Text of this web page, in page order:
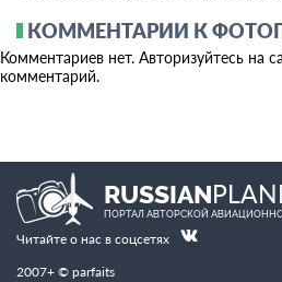
КОММЕНТАРИИ К
Комментариев нет. Авторизуйтесь на
комментарий.
RUSSIAN
ПОРТАЛ АВТОРСКОЙ
Читайте о нас в соцсетях
2007+ © parfaits